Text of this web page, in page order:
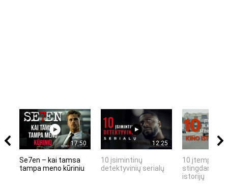
17:50
Se7en – kai tamsa
tampa meno kūriniu
12:25
10 įsimintinų
detektyvinių serialų
10 įtemptų,
stingdančių
istorijų